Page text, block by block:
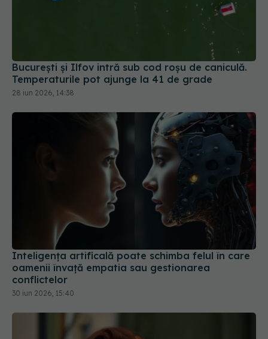
București și Ilfov intră sub cod roșu de caniculă.
Temperaturile pot ajunge la 41 de grade
28 iun 2026, 14:38
Inteligența artificală poate schimba felul în care
oamenii învață empatia sau gestionarea
conflictelor
30 iun 2026, 15:40